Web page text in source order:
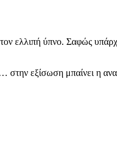
ελλιπή ύπνο. Σαφώς
στην εξίσωση μπαίνει η